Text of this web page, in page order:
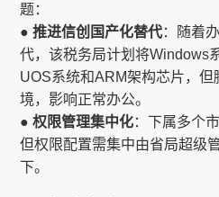
题：
● 推进信创国产化替代：随着
代，该税务局计划将Windows
UOS系统和ARM架构芯片，
境，影响正常办公。
● 权限管理集中化：下属多个
但权限配置需集中由省局超级
下。